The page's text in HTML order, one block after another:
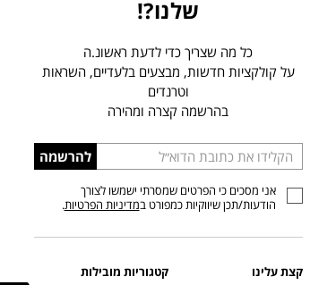
שלנו?!
כל מה שצריך כדי לדעת ראשונ.ה
על קולקציות חדשות, מבצעים בלעדיים, השראות
וטרנדים
בהרשמה קצרה ומהירה
הכניסו
כתובת
דוא”ל
להרשמה
אני מסכים כי הפרטים שמסרתי ישמשו לצורך
הודעות/תכן שיווקיות כמפורט במדיניות הפרטיות.
קצת עלינו
קטגוריות מובילות